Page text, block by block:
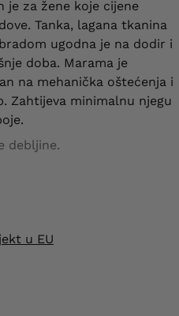
je za žene koje cijene
Tanka, lagana tkanina
ugodna je na dodir i
doba. Marama je
na mehanička oštećenja i
Zahtijeva minimalnu njegu
debljine.
u EU